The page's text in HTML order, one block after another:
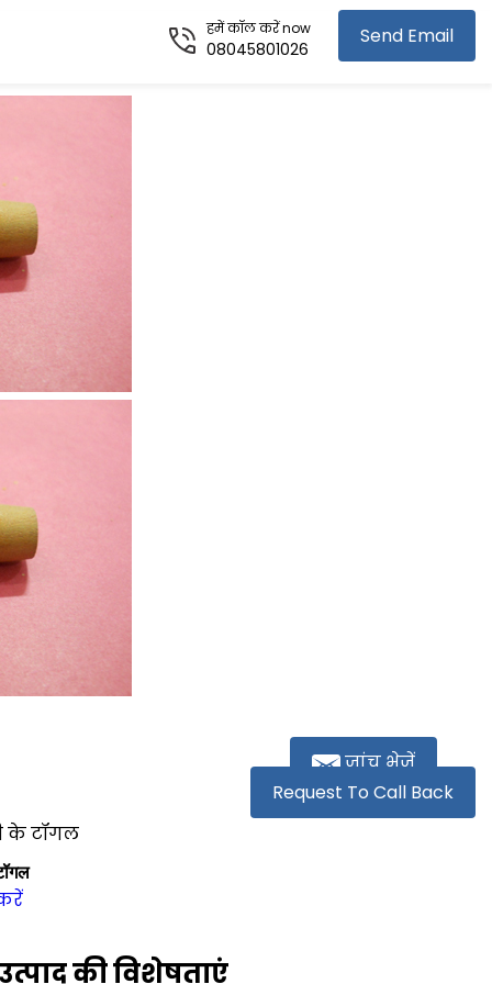
Send Email
हमें कॉल करें now
08045801026
जांच भेजें
Request To Call Back
के टॉगल
की विशेषताएं